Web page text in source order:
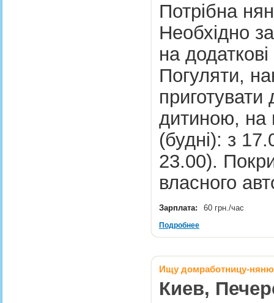
Потрібна
Необхідно
на
Погуляти,
дитиною, на
(будні): з
23.00).
власного
Зарплата: 60 грн./час
Подробнее
Ищу домработницу-няню
Киев,